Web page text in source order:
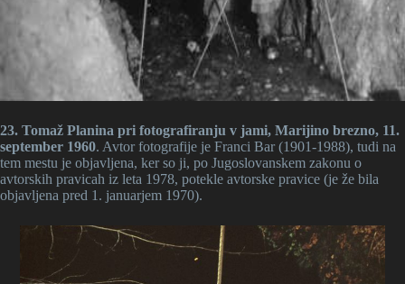
23. Tomaž Planina pri fotografiranju v jami, Marijino brezno, 11.
september 1960. Avtor fotografije je Franci Bar (1901-1988), tudi na
tem mestu je objavljena, ker so ji, po Jugoslovanskem zakonu o
avtorskih pravicah iz leta 1978, potekle avtorske pravice (je že bila
objavljena pred 1. januarjem 1970).